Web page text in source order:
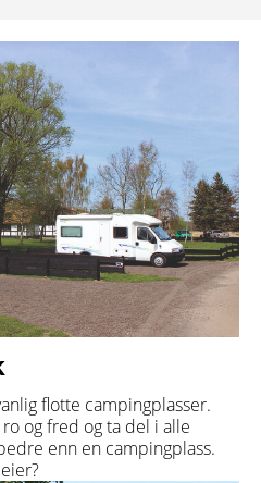
flotte campingplasser.
og fred og ta del i alle
enn en campingplass.